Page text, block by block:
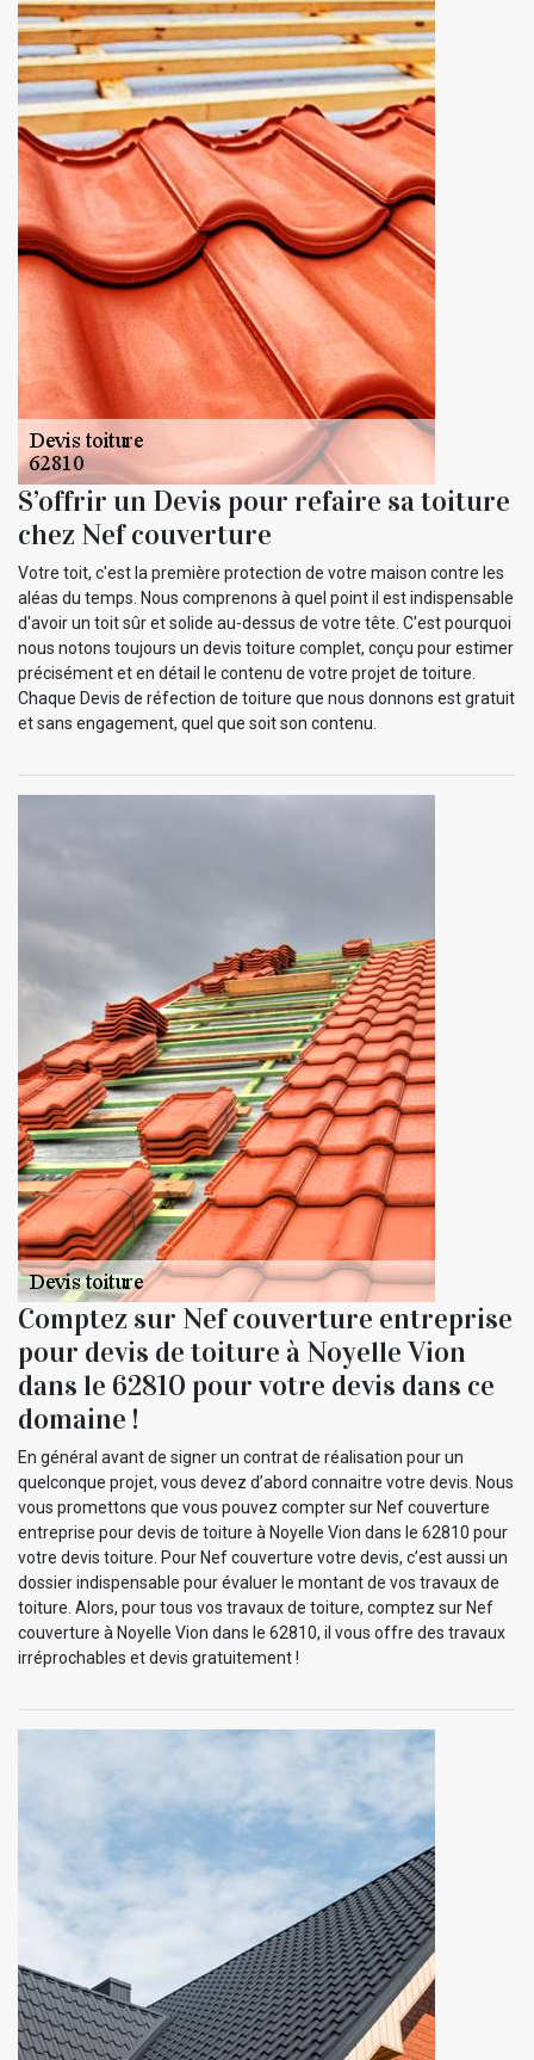
S’offrir un Devis pour refaire sa toiture
chez Nef couverture
Votre toit, c'est la première protection de votre maison contre les
aléas du temps. Nous comprenons à quel point il est indispensable
d'avoir un toit sûr et solide au-dessus de votre tête. C'est pourquoi
nous notons toujours un devis toiture complet, conçu pour estimer
précisément et en détail le contenu de votre projet de toiture.
Chaque Devis de réfection de toiture que nous donnons est gratuit
et sans engagement, quel que soit son contenu.
Comptez sur Nef couverture entreprise
pour devis de toiture à Noyelle Vion
dans le 62810 pour votre devis dans ce
domaine !
En général avant de signer un contrat de réalisation pour un
quelconque projet, vous devez d’abord connaitre votre devis. Nous
vous promettons que vous pouvez compter sur Nef couverture
entreprise pour devis de toiture à Noyelle Vion dans le 62810 pour
votre devis toiture. Pour Nef couverture votre devis, c’est aussi un
dossier indispensable pour évaluer le montant de vos travaux de
toiture. Alors, pour tous vos travaux de toiture, comptez sur Nef
couverture à Noyelle Vion dans le 62810, il vous offre des travaux
irréprochables et devis gratuitement !